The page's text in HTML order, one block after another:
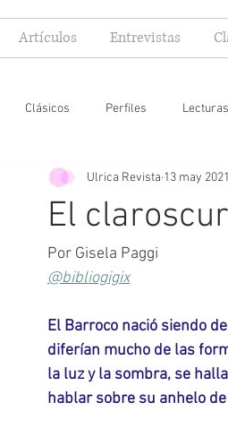
Artículos Entrevistas
Clásicos Perfiles Lecturas
Editoriales Especial FIL Mi yo
El
Ulrica Revista 13 may 2021
Por Gisela Paggi
@bibliogigix
El Barroco nació siendo
diferían mucho de las
la luz y la sombra, se
hablar sobre su anhelo